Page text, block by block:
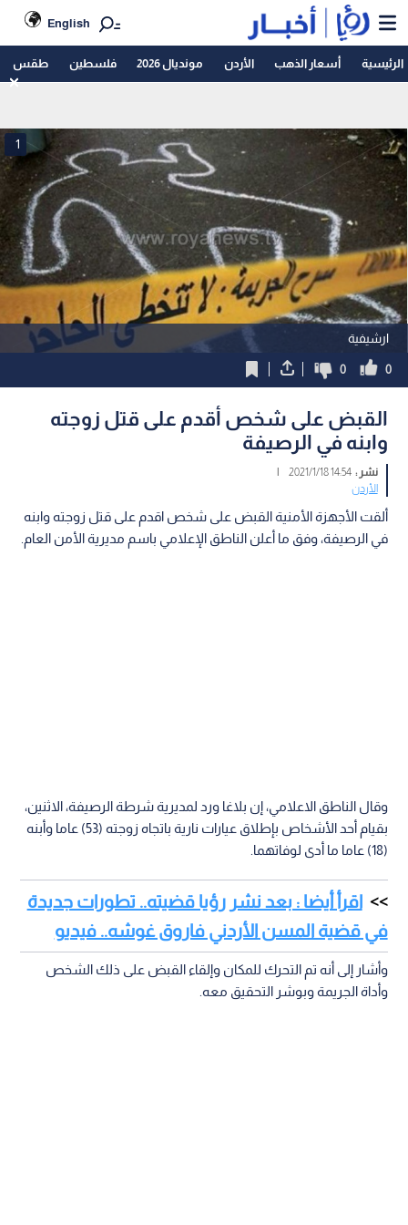
English
الرئيسية أسعار الذهب الأردن مونديال 2026 فلسطين طقس
ارشيفية
1
0
0
القبض على شخص أقدم على قتل زوجته
وابنه في الرصيفة
نشر :14:54 2021/1/18
|
الأردن
ألقت الأجهزة الأمنية القبض على شخص اقدم على قتل زوجته وابنه
في الرصيفة، وفق ما أعلن الناطق الإعلامي باسم مديرية الأمن العام.
وقال الناطق الاعلامي، إن بلاغا ورد لمديرية شرطة الرصيفة، الاثنين،
بقيام أحد الأشخاص بإطلاق عيارات نارية باتجاه زوجته (53) عاما وأبنه
(18) عاما ما أدى لوفاتهما.
اقرأ أيضا : بعد نشر رؤيا قضيته.. تطورات جديدة
في قضية المسن الأردني فاروق غوشه.. فيديو
وأشار إلى أنه تم التحرك للمكان وإلقاء القبض على ذلك الشخص
وأداة الجريمة وبوشر التحقيق معه.